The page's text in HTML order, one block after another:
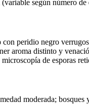
según número de
peridio negro
aroma distinto y
de esporas
moderada;